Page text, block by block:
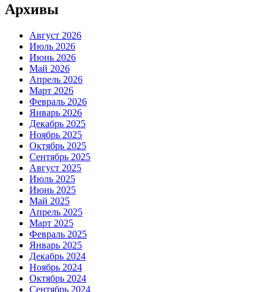
Архивы
Август 2026
Июль 2026
Июнь 2026
Май 2026
Апрель 2026
Март 2026
Февраль 2026
Январь 2026
Декабрь 2025
Ноябрь 2025
Октябрь 2025
Сентябрь 2025
Август 2025
Июль 2025
Июнь 2025
Май 2025
Апрель 2025
Март 2025
Февраль 2025
Январь 2025
Декабрь 2024
Ноябрь 2024
Октябрь 2024
Сентябрь 2024